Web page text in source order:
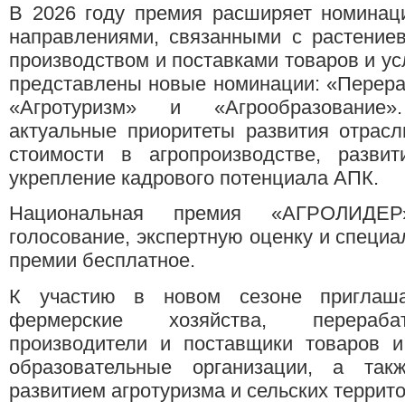
В 2026 году премия расширяет
направлениями, связанными с
производством и поставками товаров и
представлены новые номинации:
«Агротуризм» и
актуальные приоритеты развития
стоимости в агропроизводстве,
укрепление кадрового потенциала АПК.
Национальная премия
голосование, экспертную оценку и
премии бесплатное.
К участию в новом сезоне
фермерские хозяйства,
производители и поставщики
образовательные организации, а
развитием агротуризма и сельских